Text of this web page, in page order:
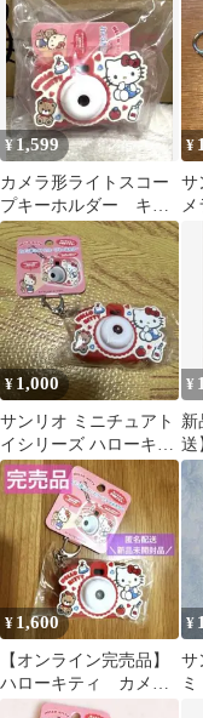
チュアトイ）
¥ 1,599
カメラ形ライトスコー
プキーホルダー キテ
ィ
¥
サ
¥ 1,000
サンリオ ミニチュアト
イシリーズ ハローキテ
ィ カメラ トイカメラ
¥
新
送
メ
¥ 1,600
【オンライン完売品】
ハローキティ カメラ
形ライトスコープキー
¥
サ
ミ